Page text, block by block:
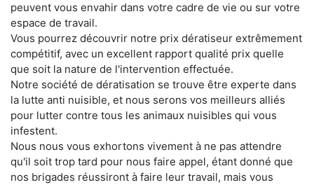
peuvent vous envahir dans votre cadre de vie ou sur votre
espace de travail.
Vous pourrez découvrir notre prix dératiseur extrêmement
compétitif, avec un excellent rapport qualité prix quelle
que soit la nature de l'intervention effectuée.
Notre société de dératisation se trouve être experte dans
la lutte anti nuisible, et nous serons vos meilleurs alliés
pour lutter contre tous les animaux nuisibles qui vous
infestent.
Nous nous vous exhortons vivement à ne pas attendre
qu'il soit trop tard pour nous faire appel, étant donné que
nos brigades réussiront à faire leur travail, mais vous